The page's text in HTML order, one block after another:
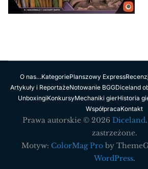
O nas…KategoriePlanszowy Express
Artykuły i ReportażeNotowanie BGGDiceland
UnboxingiKonkursyMechaniki gierHistoria
WspółpracaKontakt
Prawa autorskie © 2026 Diceland
zastrzeżone.
Motyw: ColorMag Proby
WordPress.